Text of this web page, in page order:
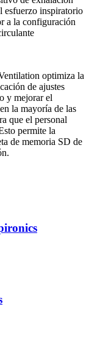
esfuerzo inspiratorio
a la configuración
optimiza la
de ajustes
y mejorar el
la mayoría de las
que el personal
permite la
de memoria SD de